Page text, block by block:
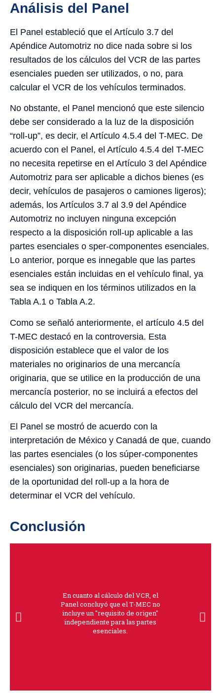
Análisis del Panel
El Panel estableció que el Artículo 3.7 del
Apéndice Automotriz no dice nada sobre si los
resultados de los cálculos del VCR de las partes
esenciales pueden ser utilizados, o no, para
calcular el VCR de los vehículos terminados.
No obstante, el Panel mencionó que este silencio
debe ser considerado a la luz de la disposición
“roll-up”, es decir, el Artículo 4.5.4 del T-MEC. De
acuerdo con el Panel, el Artículo 4.5.4 del T-MEC
no necesita repetirse en el Artículo 3 del Apéndice
Automotriz para ser aplicable a dichos bienes (es
decir, vehículos de pasajeros o camiones ligeros);
además, los Artículos 3.7 al 3.9 del Apéndice
Automotriz no incluyen ninguna excepción
respecto a la disposición roll-up aplicable a las
partes esenciales o sper-componentes esenciales.
Lo anterior, porque es innegable que las partes
esenciales están incluidas en el vehículo final, ya
sea se indiquen en los términos utilizados en la
Tabla A.1 o Tabla A.2.
Como se señaló anteriormente, el artículo 4.5 del
T-MEC destacó en la controversia. Esta
disposición establece que el valor de los
materiales no originarios de una mercancía
originaria, que se utilice en la producción de una
mercancía posterior, no se incluirá a efectos del
cálculo del VCR del mercancía.
El Panel se mostró de acuerdo con la
interpretación de México y Canadá de que, cuando
las partes esenciales (o los súper-componentes
esenciales) son originarias, pueden beneficiarse
de la oportunidad del roll-up a la hora de
determinar el VCR del vehículo.
Conclusión
En cuanto al cálculo del VCR, el
Panel concluyó que el T-MEC no
incluye un "requisito de origen"
independiente para las partes
esenciales.